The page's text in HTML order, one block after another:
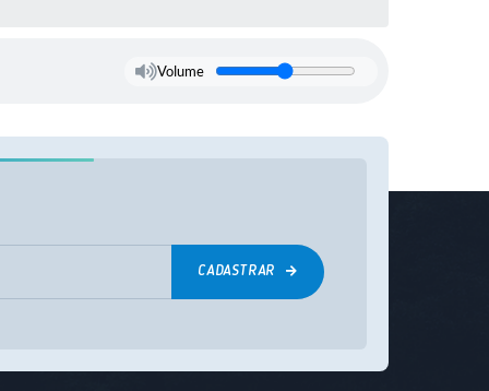
Volume
CADASTRAR